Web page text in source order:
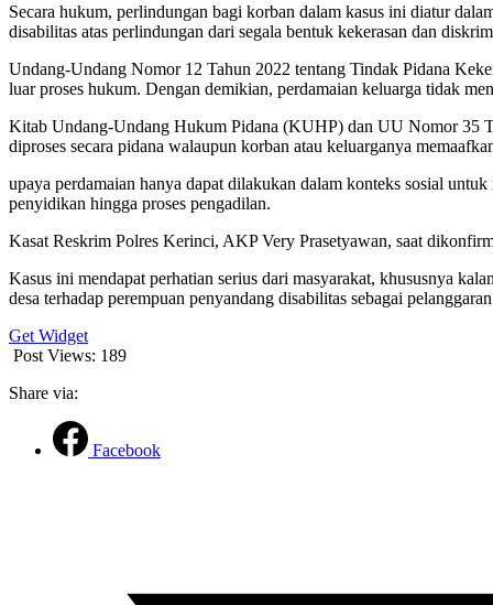
Secara hukum, perlindungan bagi korban dalam kasus ini diatur
disabilitas atas perlindungan dari segala bentuk kekerasan dan
Undang-Undang Nomor 12 Tahun 2022 tentang Tindak Pidana
luar proses hukum. Dengan demikian, perdamaian keluarga tidak
Kitab Undang-Undang Hukum Pidana (KUHP) dan UU Nomor 35
diproses secara pidana walaupun korban atau keluarganya
upaya perdamaian hanya dapat dilakukan dalam konteks sosial
penyidikan hingga proses pengadilan.
Kasat Reskrim Polres Kerinci, AKP Very Prasetyawan, saat
Kasus ini mendapat perhatian serius dari masyarakat, khususnya
desa terhadap perempuan penyandang disabilitas sebagai
Get Widget
Post Views: 189
Share via:
Facebook